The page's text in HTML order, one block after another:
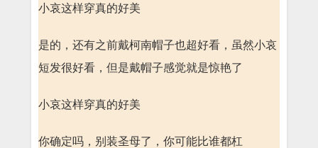
小哀这样穿真的好美
是的，还有之前戴柯南帽子也超好看，虽然小哀
短发很好看，但是戴帽子感觉就是惊艳了
小哀这样穿真的好美
你确定吗，别装圣母了，你可能比谁都杠